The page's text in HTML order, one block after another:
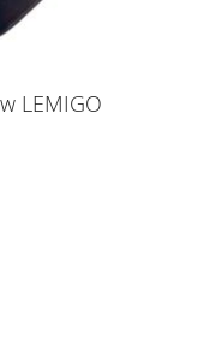
LEMIGO